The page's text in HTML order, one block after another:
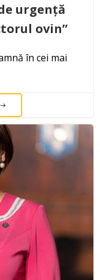
urgență
ovin”
în cei mai